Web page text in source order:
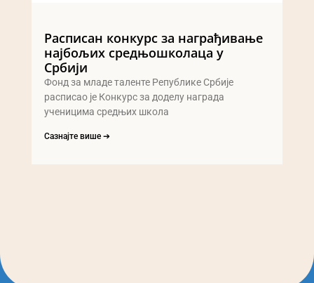
Расписан конкурс за награђивање
најбољих средњошколаца у
Србији
Фонд за младе таленте Републике Србије
расписао је Конкурс за доделу награда
ученицима средњих школа
Сазнајте више ➔